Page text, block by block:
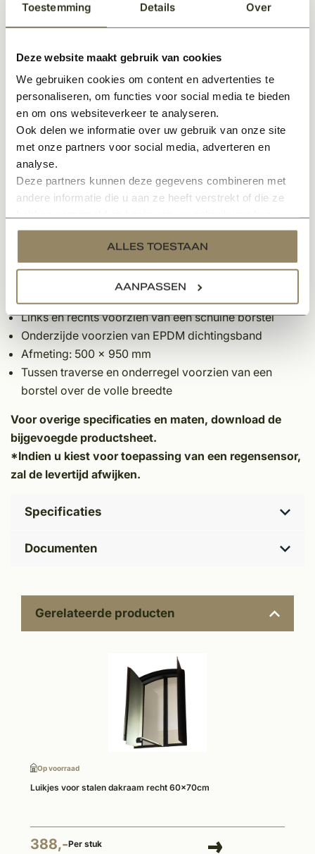
Toestemming Details Over
Deze website maakt gebruik van cookies
We gebruiken cookies om content en advertenties te
personaliseren, om functies voor social media te bieden
en om ons websiteverkeer te analyseren.
Ook delen we informatie over uw gebruik van onze site
met onze partners voor social media, adverteren en
analyse.
Deze partners kunnen deze gegevens combineren met
andere informatie die u aan ze heeft verstrekt of die ze
services.
ALLES TOESTAAN
AANPASSEN
Afmetingen verpakking: 90 x 65 x 18 cm
HR++ veiligheidsglas: U-waarde 1,0
Wordt geleverd exclusief loodslab
Optioneel is het mogelijk om een loodslab bij te
bestellen, zie hiervoor het opties overzicht. Voor dit
dakraam is een loodslab van 115 cm lengte geschikt.
Let op:dit model is bestemd om verzonken in een leien
dakbedekking geplaatst te worden.
Optioneel: hor
Muggenhor type 23/12 met hortraverse en fijn zwart
gaas
Bovenregel gecentreerd met extra afsluitrubber
Links en rechts voorzien van een schuine borstel
Onderzijde voorzien van EPDM dichtingsband
Afmeting: 500 x 950 mm
Tussen traverse en onderregel voorzien van een
borstel over de volle breedte
Voor overige specificaties en maten, download de
bijgevoegde productsheet.
*Indien u kiest voor toepassing van een regensensor,
zal de levertijd afwijken.
Specificaties
Documenten
Gerelateerde producten
Op voorraad
Luikjes voor stalen dakraam recht 60x70cm
388,-Per stuk